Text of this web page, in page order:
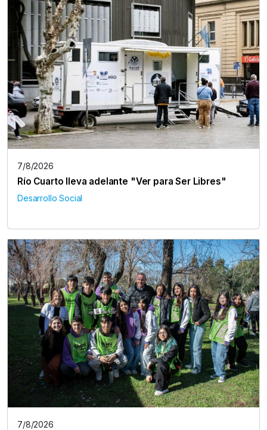
7/8/2026
Río Cuarto lleva adelante "Ver para Ser Libres"
Desarrollo Social
7/8/2026